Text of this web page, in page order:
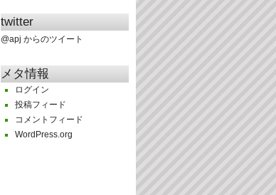
twitter
@apj からのツイート
メタ情報
ログイン
投稿フィード
コメントフィード
WordPress.org